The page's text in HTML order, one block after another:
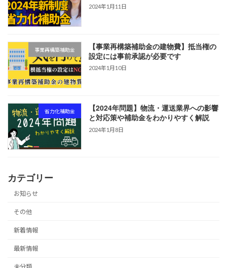
2024年1月11日
事業再構築補助金
【事業再構築補助金の建物費】抵当権の
設定には事前承認が必要です
2024年1月10日
省力化補助金
【2024年問題】物流・運送業界への影響
と対応策や補助金をわかりやすく解説
2024年1月8日
カテゴリー
お知らせ
その他
新着情報
最新情報